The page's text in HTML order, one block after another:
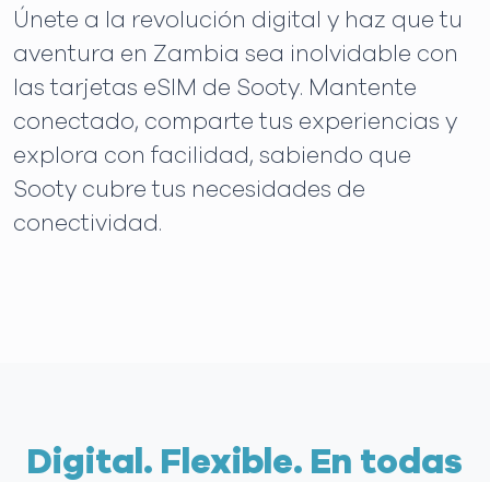
Únete a la revolución digital y haz que tu
aventura en Zambia sea inolvidable con
las tarjetas eSIM de Sooty. Mantente
conectado, comparte tus experiencias y
explora con facilidad, sabiendo que
Sooty cubre tus necesidades de
conectividad.
Digital. Flexible. En todas